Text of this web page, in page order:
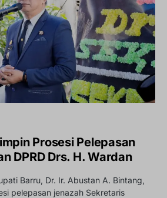
Prosesi Pelepasan
DPRD Drs. H. Wardan
Barru, Dr. Ir. Abustan A. Bintang,
pelepasan jenazah Sekretaris